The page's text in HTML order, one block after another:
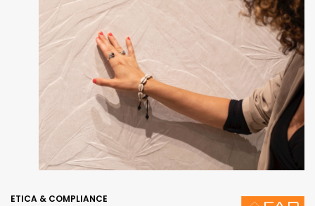
ETICA & COMPLIANCE